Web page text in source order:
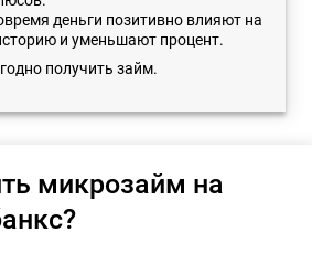
деньги позитивно влияют на
и уменьшают процент.
получить займ.
микрозайм на